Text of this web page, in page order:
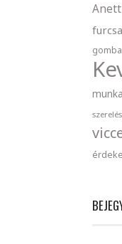
Anett
furcsa
gomba
munka
szerelés